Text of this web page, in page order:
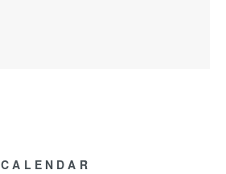
CALENDAR